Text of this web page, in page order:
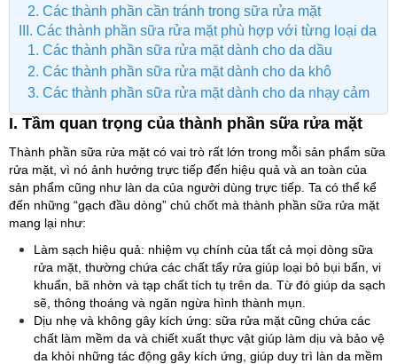
2. Các thành phần cần tránh trong sữa rửa mặt
III. Các thành phần sữa rửa mặt phù hợp với từng loại da
1. Các thành phần sữa rửa mặt dành cho da dầu
2. Các thành phần sữa rửa mặt dành cho da khô
3. Các thành phần sữa rửa mặt dành cho da nhạy cảm
I. Tầm quan trọng của thành phần sữa rửa mặt
Thành phần sữa rửa mặt có vai trò rất lớn trong mỗi sản phẩm sữa
rửa mặt, vì nó ảnh hưởng trực tiếp đến hiệu quả và an toàn của
sản phẩm cũng như làn da của người dùng trực tiếp. Ta có thể kể
đến những “gạch đầu dòng” chủ chốt mà thành phần sữa rửa mặt
mang lại như:
Làm sạch hiệu quả: nhiệm vụ chính của tất cả mọi dòng sữa
rửa mặt, thường chứa các chất tẩy rửa giúp loại bỏ bụi bẩn, vi
khuẩn, bã nhờn và tạp chất tích tụ trên da. Từ đó giúp da sạch
sẽ, thông thoáng và ngăn ngừa hình thành mụn.
Dịu nhẹ và không gây kích ứng: sữa rửa mặt cũng chứa các
chất làm mềm da và chiết xuất thực vật giúp làm dịu và bảo vệ
da khỏi những tác động gây kích ứng, giúp duy trì làn da mềm